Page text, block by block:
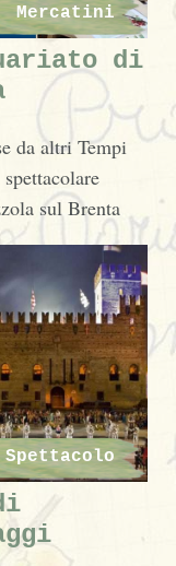
Mercatini
di
da altri Tempi
sul Brenta
Spettacolo